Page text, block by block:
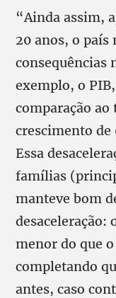
“Ainda assim,
20 anos, o
consequências
exemplo, o
comparação
crescimento
Essa
famílias
manteve bom
desaceleração:
menor do que
completando
antes, caso